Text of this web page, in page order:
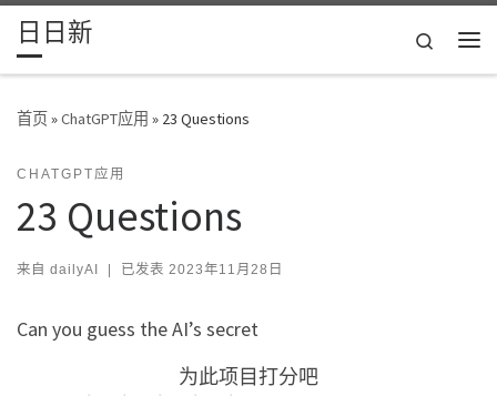
Skip to content
日日新
Search
首页»ChatGPT应用 » 23 Questions
CHATGPT应用
23 Questions
来自 dailyAI | 已发表 2023年11月28日
Can you guess the AI’s secret
为此项目打分吧